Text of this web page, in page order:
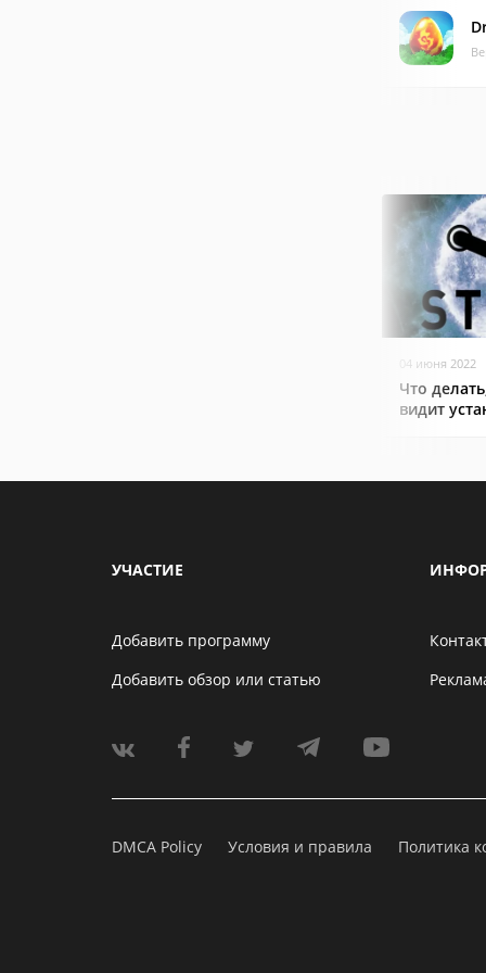
04 июня 2022
Что
видит
УЧАСТИЕ
Добавить программу
Добавить обзор или статью
DMCA Policy Условия и правила Политика